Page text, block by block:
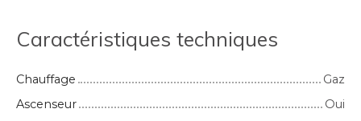
Caractéristiques techniques
Chauffage
Gaz
Ascenseur
Oui